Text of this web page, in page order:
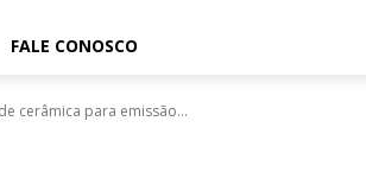
FALE CONOSCO
cerâmica para emissão...